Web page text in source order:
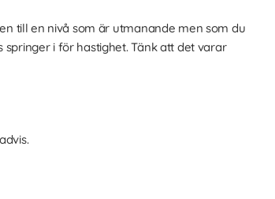
till en nivå som är utmanande men som du
i för hastighet. Tänk att det varar